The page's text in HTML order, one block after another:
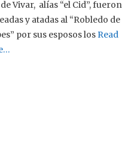
Vivar, alías “el Cid”, fueron
y atadas al “Robledo de
por sus esposos losRead